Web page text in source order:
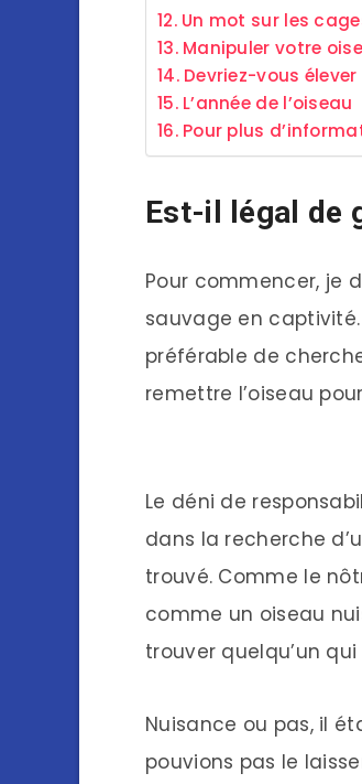
Un mot sur les
Manipuler votre
Devriez-vous
L’année de l’oiseau
Pour plus
Est-il légal de
Pour commencer, je
sauvage en
préférable de
remettre l’oiseau
Le déni de
dans la recherche
trouvé. Comme le
comme un oiseau
trouver quelqu’un
Nuisance ou pas, il
pouvions pas le